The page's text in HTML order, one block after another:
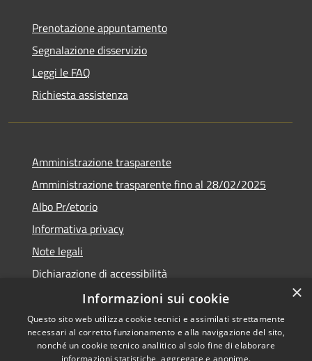
Prenotazione appuntamento
Segnalazione disservizio
Leggi le FAQ
Richiesta assistenza
Amministrazione trasparente
Amministrazione trasparente fino al 28/02/2025
Albo Pr/etorio
Informativa privacy
Note legali
Dichiarazione di accessibilità
Obiettivi di accessibilità
×
Informazioni sui cookie
Questo sito web utilizza cookie tecnici e assimilati strettamente
necessari al corretto funzionamento e alla navigazione del sito,
nonché un cookie tecnico analitico al solo fine di elaborare
informazioni statistiche, aggregate e anonime.